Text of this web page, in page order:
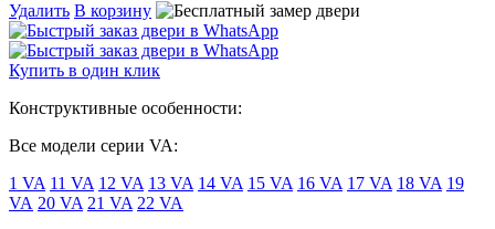
Удалить В корзину
Купить в один клик
Конструктивные особенности:
Все модели серии VA:
1 VA 11 VA 12 VA 13 VA 14 VA 15 VA 16 VA 17 VA 18 VA 19
VA 20 VA 21 VA 22 VA